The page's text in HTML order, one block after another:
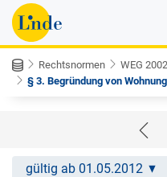
Rechtsnormen
WEG
§ 3. Begründung von
gültig ab 01.05.2012